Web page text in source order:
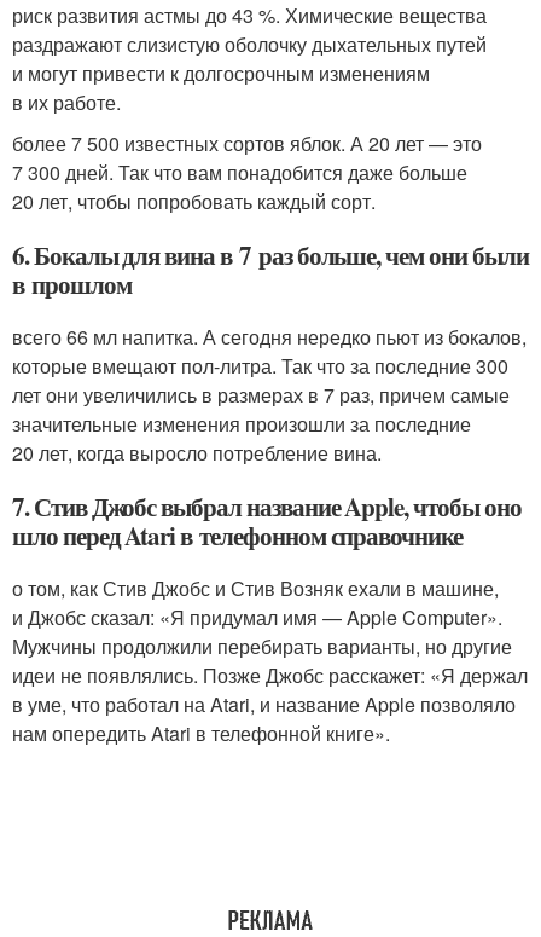
риск развития астмы до 43 %. Химические вещества
раздражают слизистую оболочку дыхательных путей
и могут привести к долгосрочным изменениям
в их работе.
более 7 500 известных сортов яблок. А 20 лет — это
7 300 дней. Так что вам понадобится даже больше
20 лет, чтобы попробовать каждый сорт.
6. Бокалы для вина в 7 раз больше, чем они были
в прошлом
всего 66 мл напитка. А сегодня нередко пьют из бокалов,
которые вмещают пол-литра. Так что за последние 300
лет они увеличились в размерах в 7 раз, причем самые
значительные изменения произошли за последние
20 лет, когда выросло потребление вина.
7. Стив Джобс выбрал название Apple, чтобы оно
шло перед Atari в телефонном справочнике
о том, как Стив Джобс и Стив Возняк ехали в машине,
и Джобс сказал: «Я придумал имя — Apple Computer».
Мужчины продолжили перебирать варианты, но другие
идеи не появлялись. Позже Джобс расскажет: «Я держал
в уме, что работал на Atari, и название Apple позволяло
нам опередить Atari в телефонной книге».